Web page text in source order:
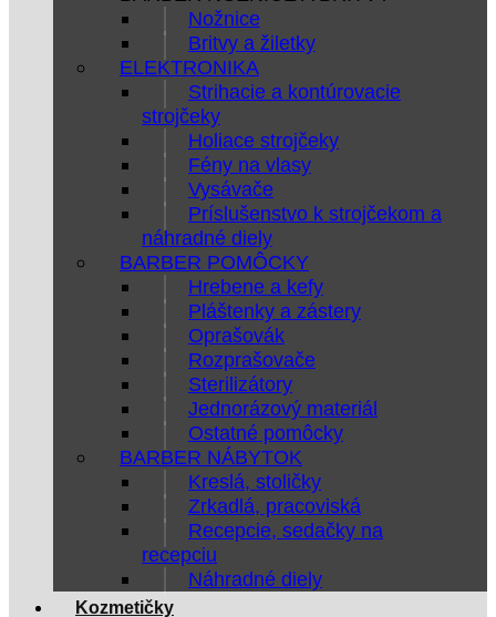
Nožnice
Britvy a žiletky
ELEKTRONIKA
Strihacie a kontúrovacie
strojčeky
Holiace strojčeky
Fény na vlasy
Vysávače
Príslušenstvo k strojčekom a
náhradné diely
BARBER POMÔCKY
Hrebene a kefy
Pláštenky a zástery
Oprašovák
Rozprašovače
Sterilizátory
Jednorázový materiál
Ostatné pomôcky
BARBER NÁBYTOK
Kreslá, stoličky
Zrkadlá, pracoviská
Recepcie, sedačky na
recepciu
Náhradné diely
Kozmetičky